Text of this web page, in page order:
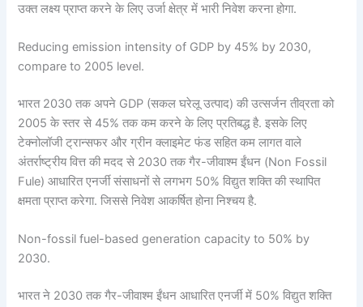
उक्त लक्ष्य प्राप्त करने के लिए उर्जा क्षेत्र में भारी निवेश करना होगा.
Reducing emission intensity of GDP by 45% by 2030,
compare to 2005 level.
भारत 2030 तक अपने GDP (सकल घरेलू उत्पाद) की उत्सर्जन तीव्रता को
2005 के स्तर से 45% तक कम करने के लिए प्रतिबद्ध है. इसके लिए
टेक्नोलॉजी ट्रान्सफर और ग्रीन क्लाइमेट फंड सहित कम लागत वाले
अंतर्राष्ट्रीय वित्त की मदद से 2030 तक गैर-जीवाश्म ईंधन (Non Fossil
Fule) आधारित एनर्जी संसाधनों से लगभग 50% विद्युत शक्ति की स्थापित
क्षमता प्राप्त करेगा. जिससे निवेश आकर्षित होना निश्चय है.
Non-fossil fuel-based generation capacity to 50% by
2030.
भारत ने 2030 तक गैर-जीवाश्म ईंधन आधारित एनर्जी में 50% विद्युत शक्ति